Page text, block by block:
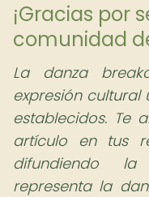
¡Gracias por
comunidad
La danza
expresión cultural
establecidos. Te
artículo en tus
difundiendo
representa la